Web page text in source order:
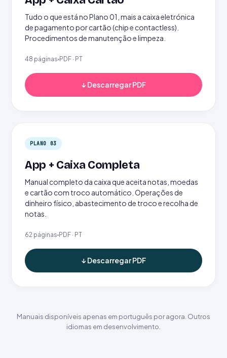
Tudo o que está no Plano 01, mais a caixa eletrónica
de pagamento por cartão (chip e contactless).
Procedimentos de manutenção e limpeza.
48 páginas PDF · PT
↓ Descarregar PDF
PLANO 03
App + Caixa Completa
Manual completo da caixa que aceita notas, moedas
e cartão com troco automático. Operações de
dinheiro físico, abastecimento de troco e recolha de
notas.
62 páginas PDF · PT
↓ Descarregar PDF
Manuais disponíveis apenas em português por agora. Outros
idiomas em desenvolvimento.